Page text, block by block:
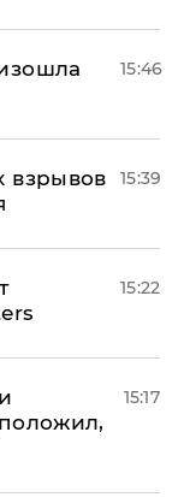
15:46
взрывов
15:39
15:22
15:17